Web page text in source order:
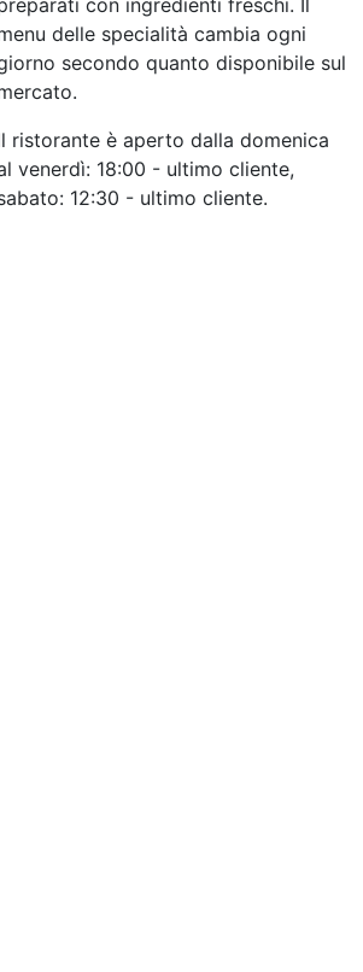
con ingredienti freschi. Il
delle specialità cambia ogni
secondo quanto disponibile sul
ristorante è aperto dalla domenica
venerdì: 18:00 - ultimo cliente,
12:30 - ultimo cliente.